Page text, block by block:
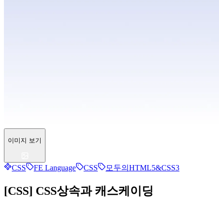
이미지 보기
CSS FE Language CSS 모두의HTML5&CSS3
[CSS] CSS상속과 캐스케이딩